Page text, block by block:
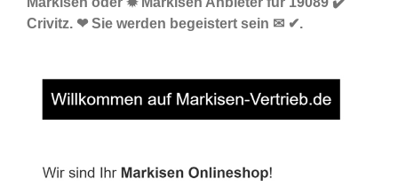
Crivitz. ❤ Sie werden begeistert sein ✉ ✔.